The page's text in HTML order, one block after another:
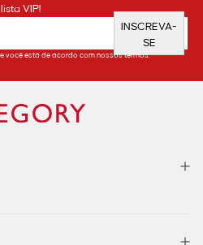
lista VIP!
INSCREVA-
SE
você está de acordo com nossos termos.